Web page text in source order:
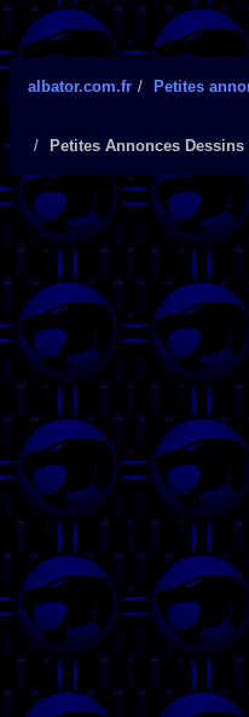
albator.com.fr Petites
Petites Annonces Dessins